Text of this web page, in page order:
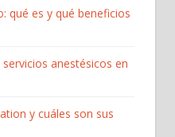
qué es y qué beneficios
anestésicos en
y cuáles son sus